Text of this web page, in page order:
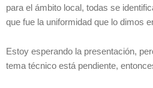
para el ámbito local, todas se
que fue la uniformidad que lo dimos
Estoy esperando la presentación,
tema técnico está pendiente,